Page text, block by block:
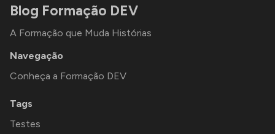
Blog Formação DEV
A Formação que Muda Histórias
Navegação
Conheça a Formação DEV
Tags
Testes